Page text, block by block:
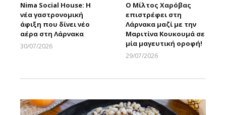
Nima Social House: Η
νέα γαστρονομική
άφιξη που δίνει νέο
αέρα στη Λάρνακα
30/07/2026
Ο Μίλτος Χαρόβας
επιστρέφει στη
Λάρνακα μαζί με την
Μαριτίνα Κουκουμά σε
μία μαγευτική οροφή!
29/07/2026